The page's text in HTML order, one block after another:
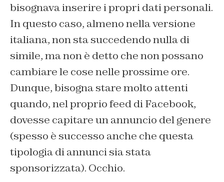
bisognava inserire i propri dati personali.
In questo caso, almeno nella versione
italiana, non sta succedendo nulla di
simile, ma non è detto che non possano
cambiare le cose nelle prossime ore.
Dunque, bisogna stare molto attenti
quando, nel proprio feed di Facebook,
dovesse capitare un annuncio del genere
(spesso è successo anche che questa
tipologia di annunci sia stata
sponsorizzata). Occhio.